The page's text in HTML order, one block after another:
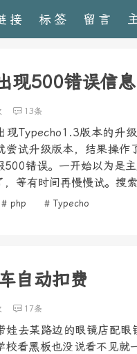
接 标签 留言
现500错误信息
13条
现Typecho1.3版本的升
尝试升级版本，结果操作
500错误。一开始以为是
，等有时间再慢慢试。搜
# php # Typecho
自动扣费
17条
娃去某路边的眼镜店配
校看黑板也没说看不见